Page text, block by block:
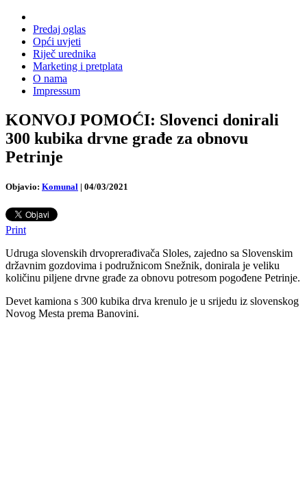
Predaj oglas
Opći uvjeti
Riječ urednika
Marketing i pretplata
O nama
Impressum
KONVOJ POMOĆI: Slovenci donirali
300 kubika drvne građe za obnovu
Petrinje
Objavio: Komunal | 04/03/2021
Print
Udruga slovenskih drvoprerađivača Sloles, zajedno sa Slovenskim
državnim gozdovima i podružnicom Snežnik, donirala je veliku
količinu piljene drvne građe za obnovu potresom pogođene Petrinje.
Devet kamiona s 300 kubika drva krenulo je u srijedu iz slovenskog
Novog Mesta prema Banovini.